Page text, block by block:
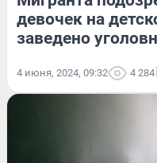
девочек на
заведено
4 июня, 2024, 09:32 4 284